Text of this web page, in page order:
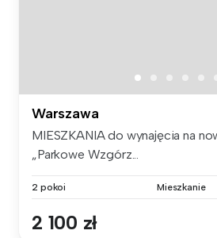
Warszawa
MIESZKANIA do wynajęcia na
„Parkowe Wzgórz...
2 pokoi Mieszkanie
2 100 zł